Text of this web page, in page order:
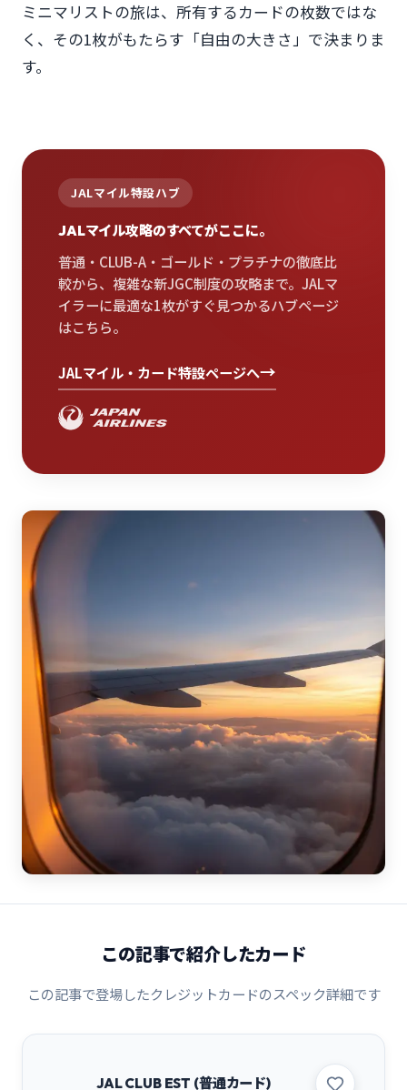
ミニマリストの旅は、所有するカードの枚数ではな
く、その1枚がもたらす「自由の大きさ」で決まりま
す。
JALマイル特設ハブ
JALマイル攻略のすべてがここに。
普通・CLUB-A・ゴールド・プラチナの徹底比
較から、複雑な新JGC制度の攻略まで。JALマ
イラーに最適な1枚がすぐ見つかるハブページ
はこちら。
JALマイル・カード特設ページへ→
この記事で紹介したカード
この記事で登場したクレジットカードのスペック詳細です
JAL CLUB EST (普通カード)